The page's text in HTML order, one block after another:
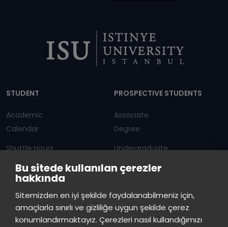
Bu sitede kullanılan çerezler
hakkında
Sitemizden en iyi şekilde faydalanabilmeniz için,
amaçlarla sınırlı ve gizliliğe uygun şekilde çerez
konumlandırmaktayız. Çerezleri nasıl kullandığımızı
STUDENT
Academic
Calendar
Shuttle Hours
Announcements
PROSPECTIVE STUDENTS
Associate
Degree
Undergraduate
Graduate Programs
ISTINYE